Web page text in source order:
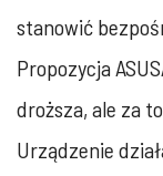
stanowić
Propozycja
droższa, ale za
Urządzenie